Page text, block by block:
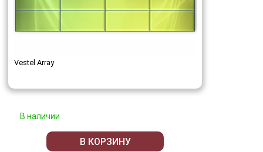
Vestel Array
В наличии
В КОРЗИНУ